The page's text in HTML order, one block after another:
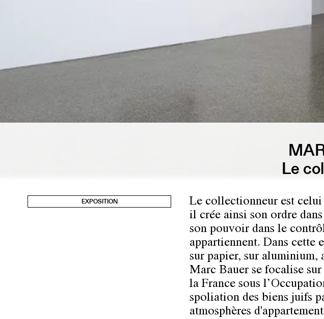
Le
EXPOSITION
Le collectionneur est
il crée ainsi son ordre
son pouvoir dans le
appartiennent. Dans cette
sur papier, sur aluminium,
Marc Bauer se focalise
la France sous
spoliation des biens juifs
atmosphères